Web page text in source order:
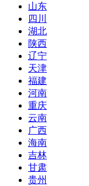
山东
四川
湖北
陕西
辽宁
天津
福建
河南
重庆
云南
广西
海南
吉林
甘肃
贵州